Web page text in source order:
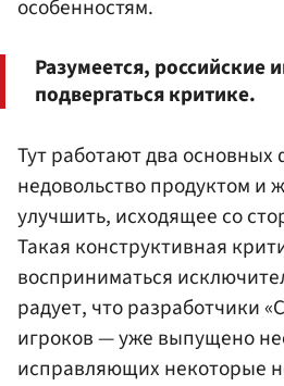
особенностям.
Разумеется, российские
подвергаться критике.
Тут работают два
недовольство продуктом и
улучшить, исходящее со
Такая конструктивная
восприниматься
радует, что разработчики
игроков — уже выпущено
исправляющих некоторые